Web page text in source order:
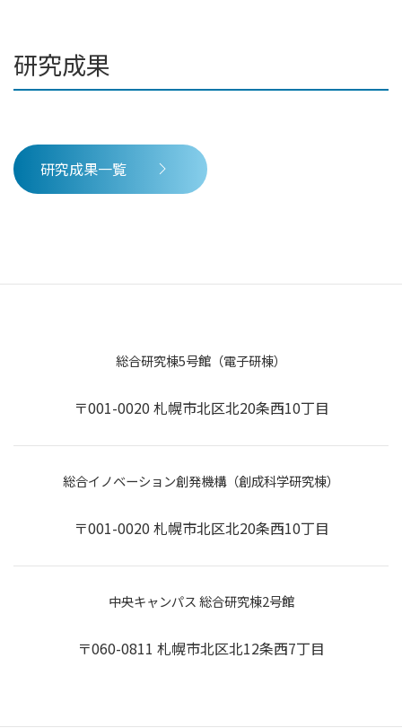
研究成果
研究成果一覧
総合研究棟5号館（電子研棟）
〒001-0020 札幌市北区北20条西10丁目
総合イノベーション創発機構（創成科学研究棟）
〒001-0020 札幌市北区北20条西10丁目
中央キャンパス 総合研究棟2号館
〒060-0811 札幌市北区北12条西7丁目